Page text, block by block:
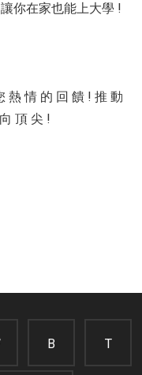
你在家也能上大學 !
熱 情 的 回 饋 ! 推 動
頂 尖 !
B T